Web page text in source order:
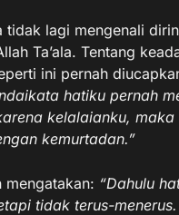
tidak lagi mengenali
Ta’ala. Tentang
ini pernah
hatiku pernah
kelalaianku,
kemurtadan.”
mengatakan: “Dahulu
tidak terus-